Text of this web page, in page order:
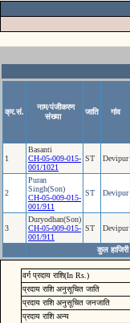
क्र.सं.
नाम/पंजीकरण
संख्या
जाति गांव
1
Basanti
CH-05-009-015-
001/1021
ST Devipur
2
Puran
Singh(Son)
CH-05-009-015-
001/911
ST Devipur
3
Duryodhan(Son)
CH-05-009-015-
001/911
ST Devipur
कुल हाजिरी
वर्ग प्रदाय राशि(In Rs.)
प्रदाय राशि अनुसूचित जाति
प्रदाय राशि अनुसूचित जनजाति
प्रदाय राशि अन्य